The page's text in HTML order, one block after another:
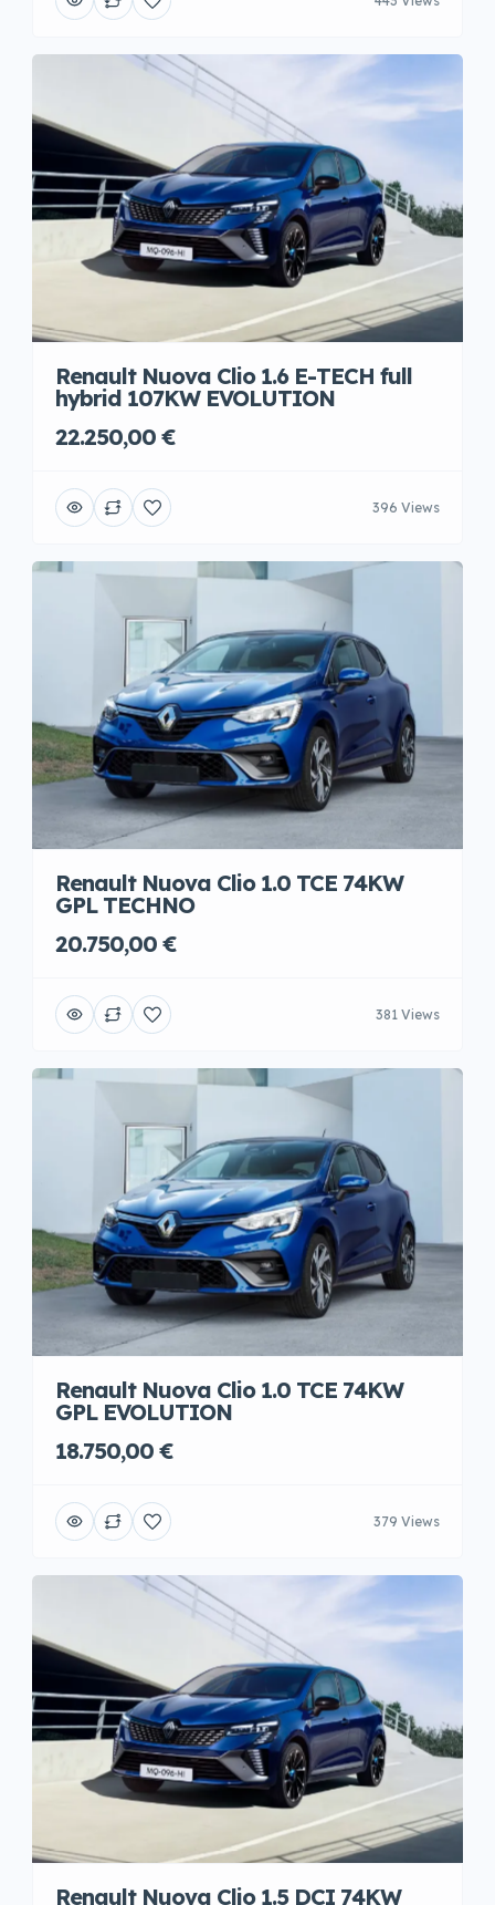
Renault Nuova Clio 1.6 E-TECH full
hybrid 107KW EVOLUTION
22.250,00 €
396 Views
Renault Nuova Clio 1.0 TCE 74KW
GPL TECHNO
20.750,00 €
381 Views
Renault Nuova Clio 1.0 TCE 74KW
GPL EVOLUTION
18.750,00 €
379 Views
Renault Nuova Clio 1.5 DCI 74KW